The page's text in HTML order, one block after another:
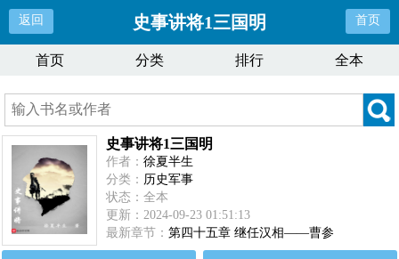
返回 史事讲将1三国明 首页
首页 分类 排行 全本
史事讲将1三国明
作者：徐夏半生
分类： 历史军事
状态：全本
更新：2024-09-23 01:51:13
最新章节：第四十五章 继任汉相——曹参